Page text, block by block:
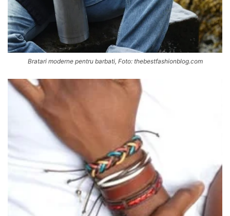
Bratari moderne pentru barbati, Foto: thebestfashionblog.com